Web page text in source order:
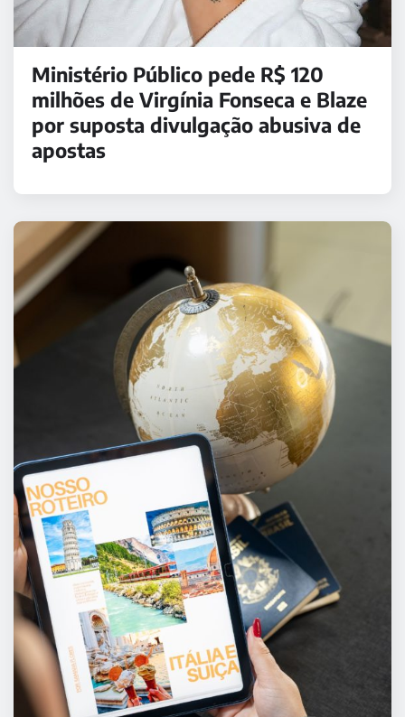
Ministério Público pede R$ 120
milhões de Virgínia Fonseca e Blaze
por suposta divulgação abusiva de
apostas